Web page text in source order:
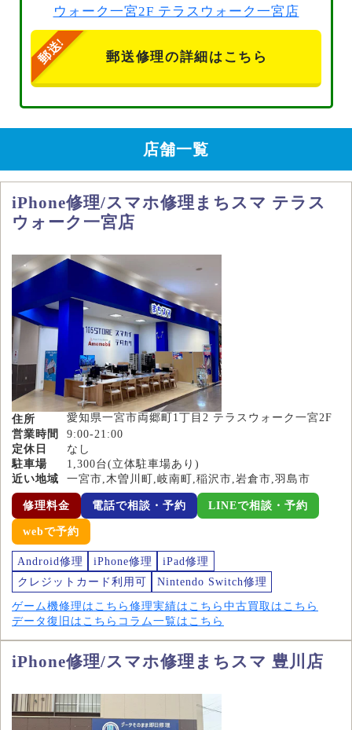
ウォーク一宮2F テラスウォーク一宮店
郵送修理の詳細はこちら
店舗一覧
iPhone修理/スマホ修理まちスマ テラス
ウォーク一宮店
住所
愛知県一宮市両郷町1丁目2 テラスウォーク一宮2F
営業時間
9:00-21:00
定休日
なし
駐車場
1,300台(立体駐車場あり)
近い地域
一宮市,木曽川町,岐南町,稲沢市,岩倉市,羽島市
修理料金 電話で相談・予約 LINEで相談・予約
webで予約
Android修理 iPhone修理
iPad修理
クレジットカード利用可
Nintendo Switch修理
ゲーム機修理はこちら 修理実績はこちら 中古買取はこちら
データ復旧はこちら コラム一覧はこちら
iPhone修理/スマホ修理まちスマ 豊川店